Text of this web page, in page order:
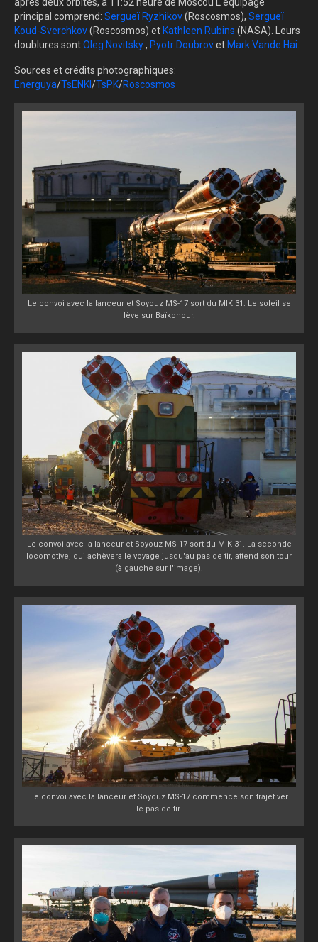
après deux orbites, à 11:52 heure de Moscou L'équipage
principal comprend: Sergueï Ryzhikov(Roscosmos), Sergueï
Koud-Sverchkov(Roscosmos) et Kathleen Rubins (NASA). Leurs
doublures sontOleg Novitsky, Pyotr Doubrovet Mark Vande Hai.
Sources et crédits photographiques:
Energuya/TsENKI/TsPK/Roscosmos
Le convoi avec la lanceur et Soyouz MS-17 sort du MIK 31. Le soleil se
lève sur Baïkonour.
Le convoi avec la lanceur et Soyouz MS-17 sort du MIK 31. La seconde
locomotive, qui achèvera le voyage jusqu'au pas de tir, attend son tour
(à gauche sur l'image).
Le convoi avec la lanceur et Soyouz MS-17 commence son trajet ver
le pas de tir.